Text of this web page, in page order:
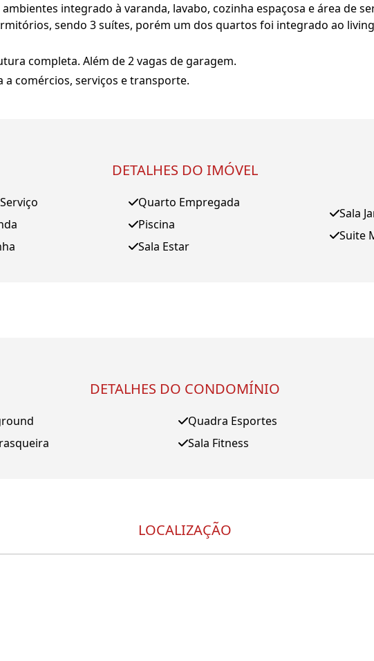
integrado à varanda, lavabo, cozinha espaçosa e área de
sendo 3 suítes, porém um dos quartos foi integrado ao
completa. Além de 2 vagas de garagem.
a comércios, serviços e transporte.
DETALHES DO IMÓVEL
Quarto Empregada
Piscina
Sala Estar
Sala
Suite
DETALHES DO CONDOMÍNIO
Quadra Esportes
Sala Fitness
LOCALIZAÇÃO